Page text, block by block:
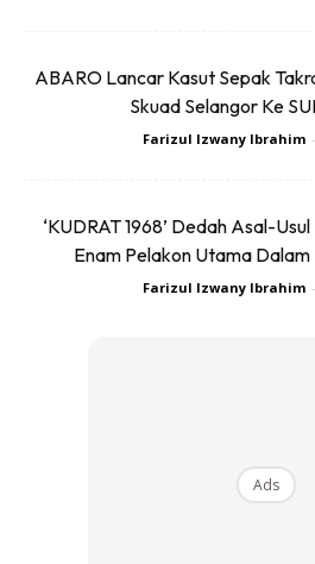
boleh mulakan dengan
Man photo created by freepik –
ABARO Lancar Kasut Sepak
Skuad Selangor Ke
Farizul Izwany Ibrahim -
‘KUDRAT 1968’ Dedah Asal-
Enam Pelakon Utama
Farizul Izwany Ibrahim -
Ads